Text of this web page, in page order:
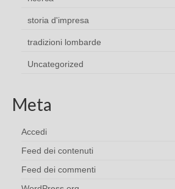
storia d'impresa
tradizioni lombarde
Uncategorized
Meta
Accedi
Feed dei contenuti
Feed dei commenti